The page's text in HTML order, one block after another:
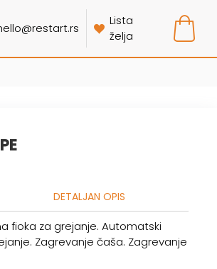
Lista
želja
DETALJAN OPIS
fioka za grejanje. Automatski
Zagrevanje čaša. Zagrevanje